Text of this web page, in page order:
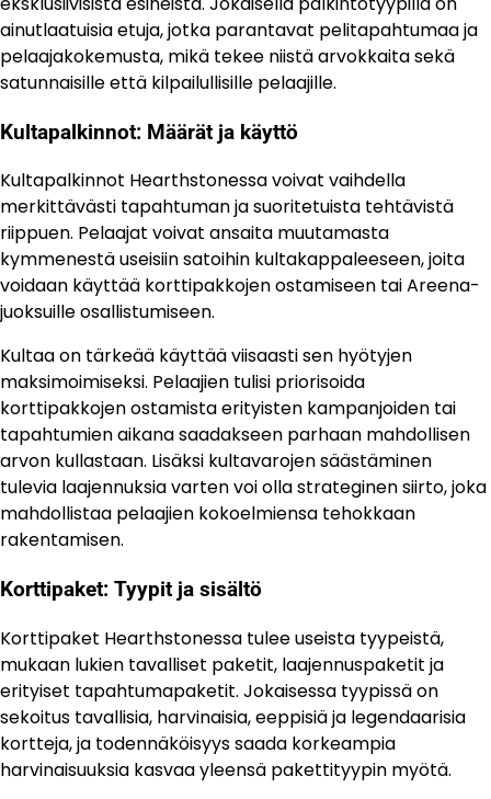
ainutlaatuisia etuja, jotka parantavat pelitapahtumaa ja
pelaajakokemusta, mikä tekee niistä arvokkaita sekä
satunnaisille että kilpailullisille pelaajille.
Kultapalkinnot: Määrät ja käyttö
Kultapalkinnot Hearthstonessa voivat vaihdella
merkittävästi tapahtuman ja suoritetuista tehtävistä
riippuen. Pelaajat voivat ansaita muutamasta
kymmenestä useisiin satoihin kultakappaleeseen, joita
voidaan käyttää korttipakkojen ostamiseen tai Areena-
juoksuille osallistumiseen.
Kultaa on tärkeää käyttää viisaasti sen hyötyjen
maksimoimiseksi. Pelaajien tulisi priorisoida
korttipakkojen ostamista erityisten kampanjoiden tai
tapahtumien aikana saadakseen parhaan mahdollisen
arvon kullastaan. Lisäksi kultavarojen säästäminen
tulevia laajennuksia varten voi olla strateginen siirto, joka
mahdollistaa pelaajien kokoelmiensa tehokkaan
rakentamisen.
Korttipaket: Tyypit ja sisältö
Korttipaket Hearthstonessa tulee useista tyypeistä,
mukaan lukien tavalliset paketit, laajennuspaketit ja
erityiset tapahtumapaketit. Jokaisessa tyypissä on
sekoitus tavallisia, harvinaisia, eeppisiä ja legendaarisia
kortteja, ja todennäköisyys saada korkeampia
harvinaisuuksia kasvaa yleensä pakettityypin myötä.